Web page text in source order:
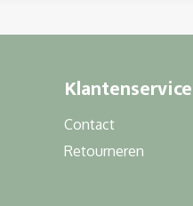
Klantenservice
Contact
Retourneren